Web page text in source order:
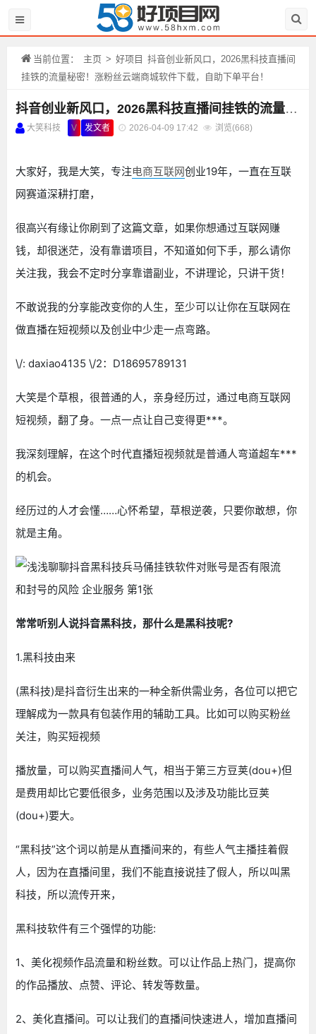
当前位置： 主页 > 好项目 抖音创业新风口，2026黑科技直播间
挂铁的流量秘密！涨粉丝云端商城软件下载，自助下单平台！
抖音创业新风口，2026黑科技直播间挂铁的流量秘密！涨粉丝云端商城软件下载，自助下单平台！
大笑科技 V 发文者 2026-04-09 17:42 浏览(668)
大家好，我是大笑，专注电商互联网创业19年，一直在互联
网赛道深耕打磨，
很高兴有缘让你刷到了这篇文章，如果你想通过互联网赚
钱，却很迷茫，没有靠谱项目，不知道如何下手，那么请你
关注我，我会不定时分享靠谱副业，不讲理论，只讲干货！
不敢说我的分享能改变你的人生，至少可以让你在互联网在
做直播在短视频以及创业中少走一点弯路。
\/: daxiao4135 \/2：D18695789131
大笑是个草根，很普通的人，亲身经历过，通过电商互联网
短视频，翻了身。一点一点让自己变得更***。
我深刻理解，在这个时代直播短视频就是普通人弯道超车***
的机会。
经历过的人才会懂……心怀希望，草根逆袭，只要你敢想，你
就是主角。
常常听别人说抖音黑科技，那什么是黑科技呢?
1.黑科技由来
(黑科技)是抖音衍生出来的一种全新供需业务，各位可以把它
理解成为一款具有包装作用的辅助工具。比如可以购买粉丝
关注，购买短视频
播放量，可以购买直播间人气，相当于第三方豆荚(dou+)但
是费用却比它要低很多，业务范围以及涉及功能比豆荚
(dou+)要大。
“黑科技”这个词以前是从直播间来的，有些人气主播挂着假
人，因为在直播间里，我们不能直接说挂了假人，所以叫黑
科技，所以流传开来，
黑科技软件有三个强悍的功能:
1、美化视频作品流量和粉丝数。可以让作品上热门，提高你
的作品播放、点赞、评论、转发等数量。
2、美化直播间。可以让我们的直播间快速进人，增加直播间